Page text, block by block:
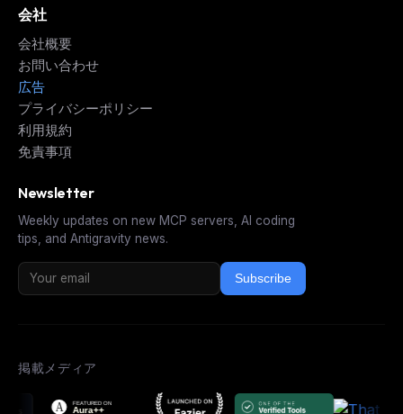
会社
会社概要
お問い合わせ
広告
プライバシーポリシー
利用規約
免責事項
Newsletter
Weekly updates on new MCP servers, AI coding
tips, and Antigravity news.
Subscribe
掲載メディア